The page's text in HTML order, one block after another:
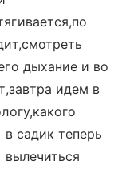
дыхание и во
идем в
садик теперь